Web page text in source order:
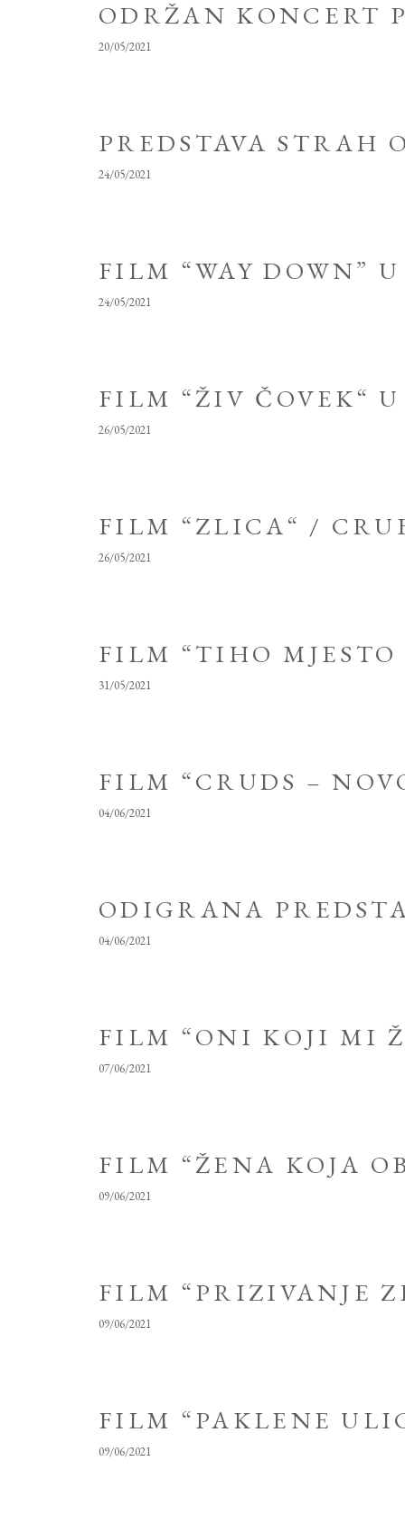
ODRŽAN KONCERT
20/05/2021
PREDSTAVA STRAH
24/05/2021
FILM “WAY DOWN”
24/05/2021
FILM “ŽIV ČOVEK“
26/05/2021
FILM “ZLICA“ /
26/05/2021
FILM “TIHO
31/05/2021
FILM “CRUDS –
04/06/2021
ODIGRANA
04/06/2021
FILM “ONI KOJI MI
07/06/2021
FILM “ŽENA KOJA
09/06/2021
FILM “PRIZIVANJE
09/06/2021
FILM “PAKLENE
09/06/2021